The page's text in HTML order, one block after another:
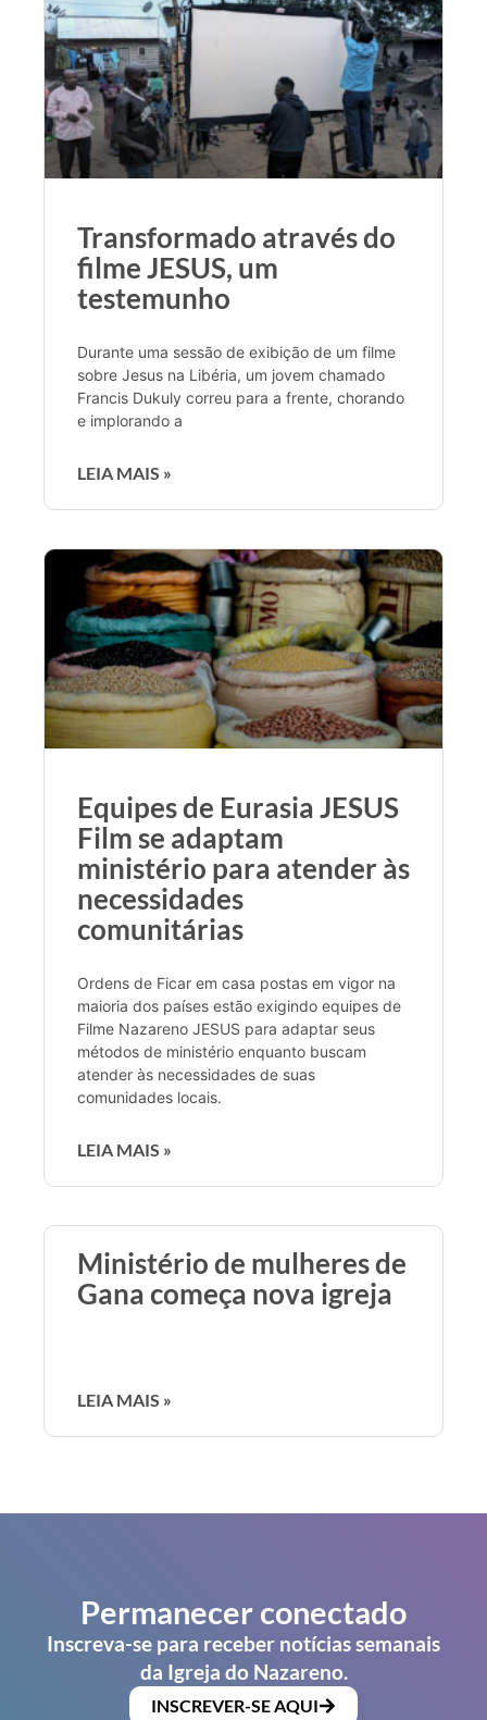
Transformado através do
filme JESUS, um
testemunho
Durante uma sessão de exibição de um filme
sobre Jesus na Libéria, um jovem chamado
Francis Dukuly correu para a frente, chorando
e implorando a
LEIA MAIS »
Equipes de Eurasia JESUS
Film se adaptam
ministério para atender às
necessidades
comunitárias
Ordens de Ficar em casa postas em vigor na
maioria dos países estão exigindo equipes de
Filme Nazareno JESUS para adaptar seus
métodos de ministério enquanto buscam
atender às necessidades de suas
comunidades locais.
LEIA MAIS »
Ministério de mulheres de
Gana começa nova igreja
LEIA MAIS »
Permanecer conectado
Inscreva-se para receber notícias semanais
da Igreja do Nazareno.
INSCREVER-SE AQUI